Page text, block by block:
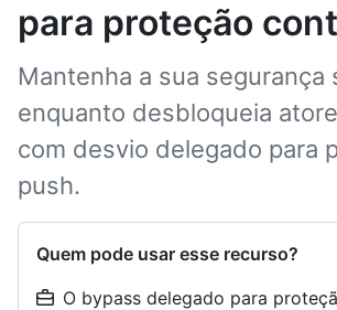
para proteção
Mantenha a sua segurança
enquanto desbloqueia
com desvio delegado para
push.
Quem pode usar esse recurso?
O bypass delegado para